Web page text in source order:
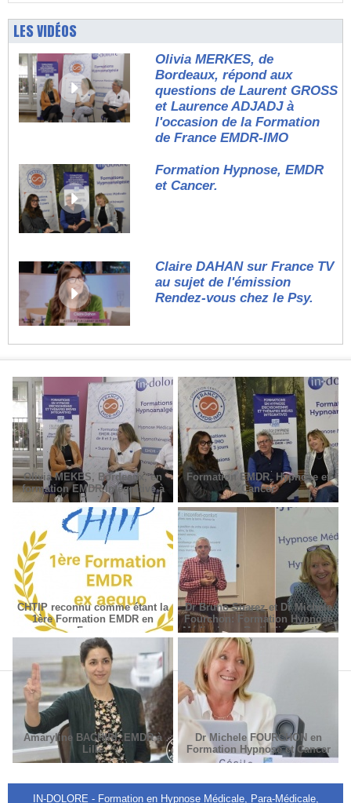
LES VIDÉOS
Olivia MERKES, de
Bordeaux, répond aux
questions de Laurent GROSS
et Laurence ADJADJ à
l'occasion de la Formation
de France EMDR-IMO
Formation Hypnose, EMDR
et Cancer.
Claire DAHAN sur France TV
au sujet de l'émission
Rendez-vous chez le Psy.
Olivia MEKES, Bordeaux, en
formation EMDR Intégrative à
Paris
Formation EMDR, Hypnose et
Cancer
CHTIP reconnu comme étant la
1ère Formation EMDR en
France
Dr Bruno Suarez et Dr Michèle
Fourchon: Formation Hypnose
Médicale en Radiodiagnostic et
Radiothérapie.
Amaryline BACHIRI, EMDR à
Lille
Dr Michele FOURCHON en
Formation Hypnose et Cancer
IN-DOLORE - Formation en Hypnose Médicale, Para-Médicale,